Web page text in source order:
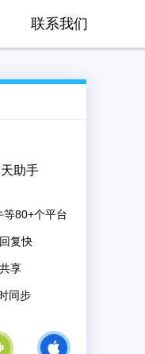
联系我们
助手
等80+个平台
复快
享
同步